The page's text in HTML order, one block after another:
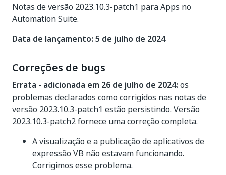
Notas de versão 2023.10.3-patch1 para Apps no
Automation Suite.
Data de lançamento: 5 de julho de 2024
Correções de bugs
Errata - adicionada em 26 de julho de 2024: os
problemas declarados como corrigidos nas notas de
versão 2023.10.3-patch1 estão persistindo. Versão
2023.10.3-patch2 fornece uma correção completa.
A visualização e a publicação de aplicativos de
expressão VB não estavam funcionando.
Corrigimos esse problema.